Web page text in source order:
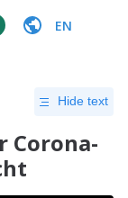
EN
Hide text
Corona-